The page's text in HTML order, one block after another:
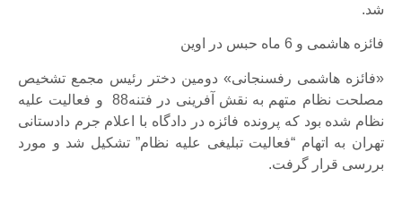
شد.
فائزه هاشمی و 6 ماه حبس در اوین
«فائزه هاشمی رفسنجانی» دومین دختر رئیس مجمع تشخیص
مصلحت نظام متهم به نقش آفرینی در فتنه88 و فعالیت علیه
نظام شده بود که پرونده فائزه در دادگاه با اعلام جرم دادستانی
تهران به اتهام “فعالیت تبلیغی علیه نظام” تشکیل شد و مورد
بررسی قرار گرفت.